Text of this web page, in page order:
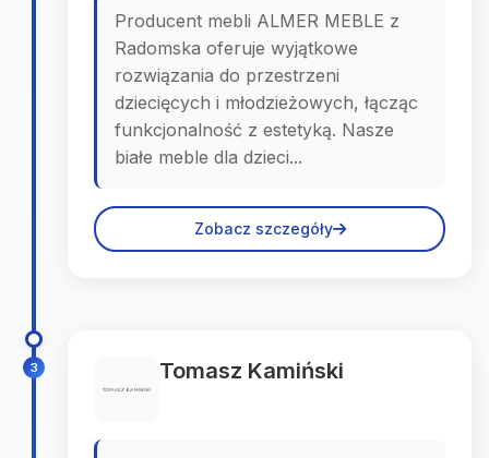
Producent mebli ALMER MEBLE z
Radomska oferuje wyjątkowe
rozwiązania do przestrzeni
dziecięcych i młodzieżowych, łącząc
funkcjonalność z estetyką. Nasze
białe meble dla dzieci...
Zobacz szczegóły
3 Tomasz Kamiński